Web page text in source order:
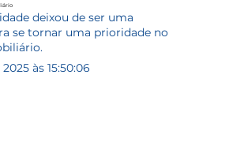
deixou de ser uma
se tornar uma prioridade no
às 15:50:06